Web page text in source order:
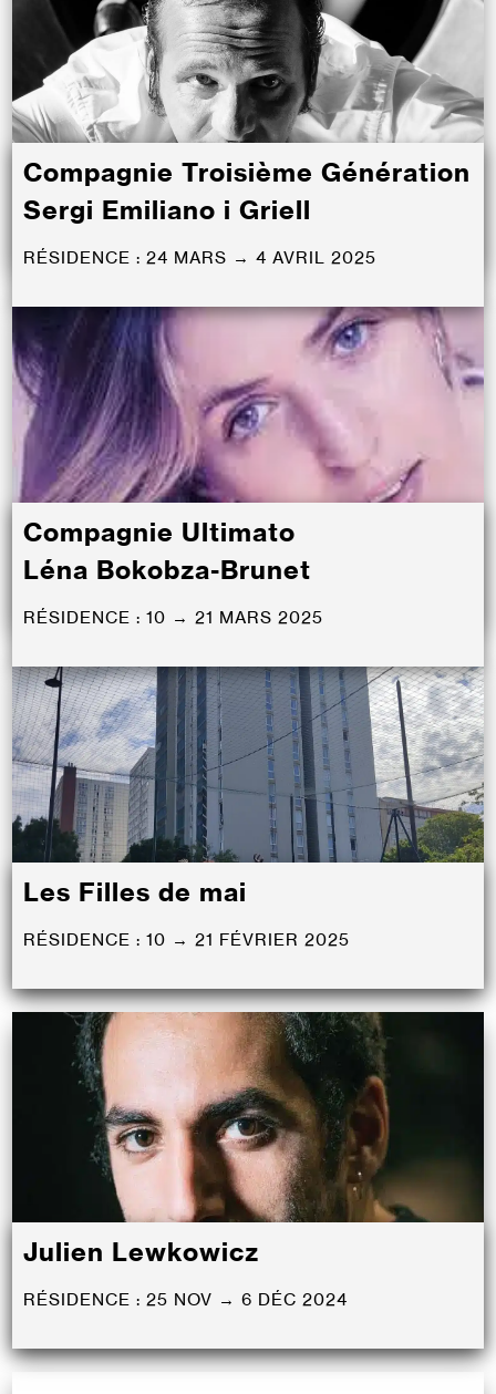
Compagnie Troisième Génération
Sergi Emiliano i Griell
RÉSIDENCE : 24 MARS → 4 AVRIL 2025
Compagnie Ultimato
Léna Bokobza-Brunet
RÉSIDENCE : 10 → 21 MARS 2025
Les Filles de mai
RÉSIDENCE : 10 → 21 FÉVRIER 2025
Julien Lewkowicz
RÉSIDENCE : 25 NOV → 6 DÉC 2024